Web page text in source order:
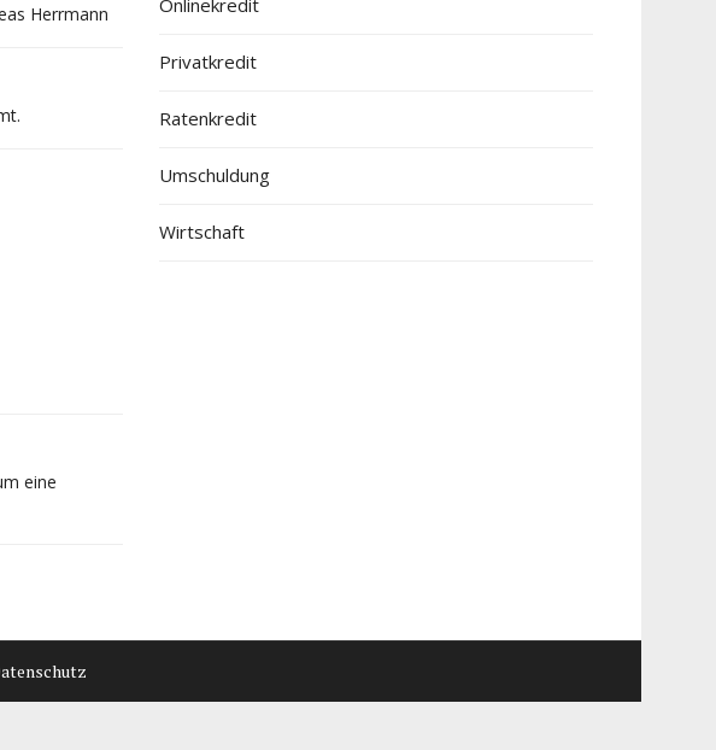
Herrmann
eine
Onlinekredit
Privatkredit
Ratenkredit
Umschuldung
Wirtschaft